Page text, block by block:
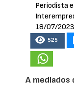
Periodista
18/07/2023
525
A mediados